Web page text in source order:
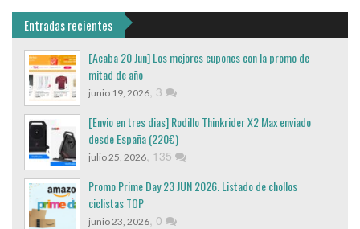
Entradas recientes
[Acaba 20 Jun] Los mejores cupones con la promo de
mitad de año
junio 19, 2026, 3
[Envio en tres dias] Rodillo Thinkrider X2 Max enviado
desde España (220€)
julio 25, 2026, 135
Promo Prime Day 23 JUN 2026. Listado de chollos
ciclistas TOP
junio 23, 2026, 0